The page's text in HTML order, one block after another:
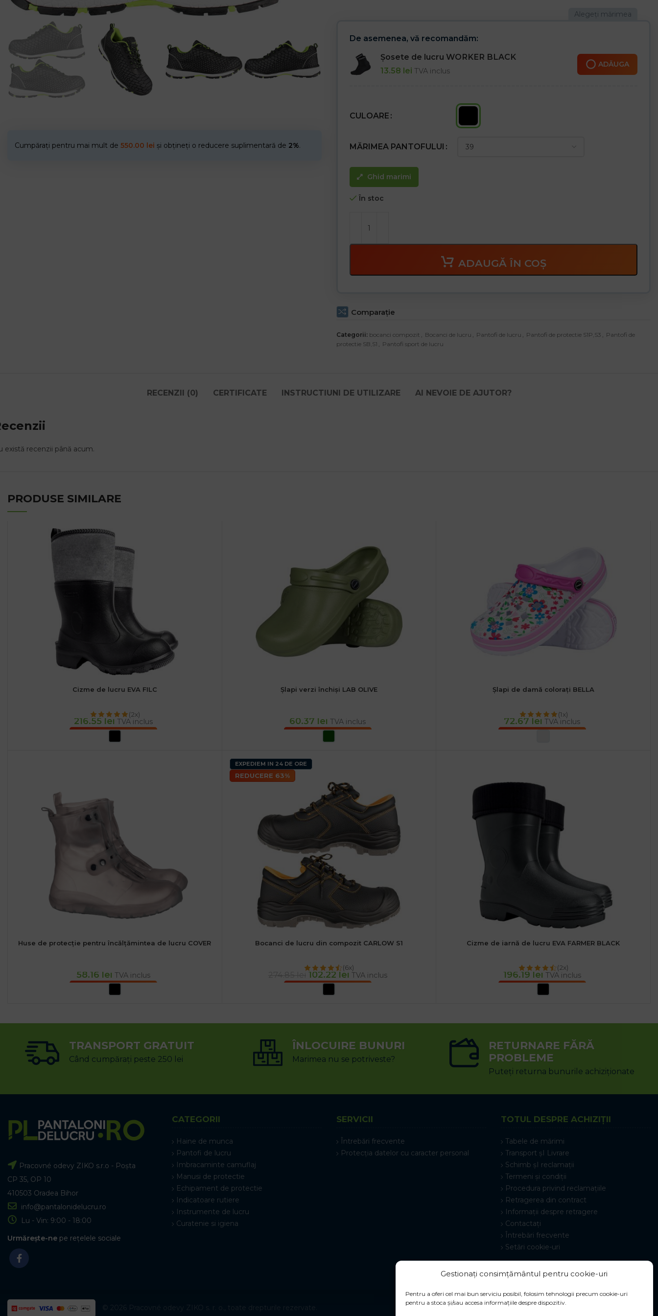
Gestionați consimțământul pentru cookie-uri
Pentru a oferi cel mai bun serviciu posibil, folosim tehnologii precum cookie-uri
pentru a stoca și/sau accesa informațiile despre dispozitiv.
Cumpărați pentru mai mult de 550.00 lei și obțineți o reducere suplimentară de 2%.
De asemenea, vă recomandăm:
Șosete de lucru WORKER BLACK
13.58 lei TVA inclus
ADĂUGA
CULOARE
MĂRIMEA PANTOFULUI
Ghid marimi
În stoc
ADAUGĂ ÎN COȘ
Comparaţie
Categorii: bocanci compozit , Bocanci de lucru , Pantofi de lucru , Pantofi de protectie S1P,S3 , Pantofi de
protectie SB,S1 , Pantofi sport de lucru
RECENZII (0) CERTIFICATE INSTRUCTIUNI DE UTILIZARE AI NEVOIE DE AJUTOR?
există recenzii până acum.
PRODUSE SIMILARE
Cizme de lucru EVA FILC
(2x)
216.55 lei TVA inclus
Șlapi verzi închiși LAB OLIVE
60.37 lei TVA inclus
Șlapi de damă colorați BELLA
(1x)
72.67 lei TVA inclus
Huse de protecție pentru încălțămintea de lucru COVER
58.16 lei TVA inclus
EXPEDIEM IN 24 DE ORE
REDUCERE 63%
Bocanci de lucru din compozit CARLOW S1
(6x)
102.22lei TVA inclus
Cizme de iarnă de lucru EVA FARMER BLACK
(2x)
196.19lei TVA inclus
TRANSPORT GRATUIT
Când cumpărați peste 250 lei
ÎNLOCUIRE BUNURI
Marimea nu se potriveste?
RETURNARE FĂRĂ
PROBLEME
Puteți returna bunurile achiziționate
Pracovné odevy ZIKO s.r.o - Poșta
CP 35, OP 10
410503 Oradea Bihor
info@pantalonidelucru.ro
Lu - Vin: 9:00 - 18:00
Urmărește-ne pe rețelele sociale
CATEGORII
Haine de munca
Pantofi de lucru
Imbracaminte camuflaj
Manusi de protectie
Echipament de protectie
Indicatoare rutiere
Instrumente de lucru
Curatenie si igiena
SERVICII
Întrebări frecvente
Protecția datelor cu caracter personal
TOTUL DESPRE ACHIZIȚII
Tabele de mărimi
Transport șI Livrare
Schimb șI reclamații
Termeni și condiții
Procedura privind reclamațiile
Retragerea din contract
Informații despre retragere
Contactați
Întrebări frecvente
Setări cookie-uri